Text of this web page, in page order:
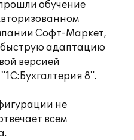
обучение
Софт-Маркет,
быструю адаптацию
версией
8".
не
всем